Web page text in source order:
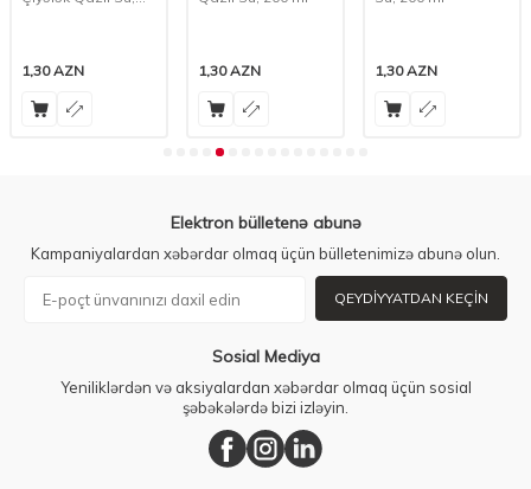
1,30AZN 1,30AZN 1,30AZN
Elektron bülletenə abunə
Kampaniyalardan xəbərdar olmaq üçün bülletenimizə abunə olun.
QEYDIYYATDAN KEÇIN
Sosial Mediya
Yeniliklərdən və aksiyalardan xəbərdar olmaq üçün sosial
şəbəkələrdə bizi izləyin.